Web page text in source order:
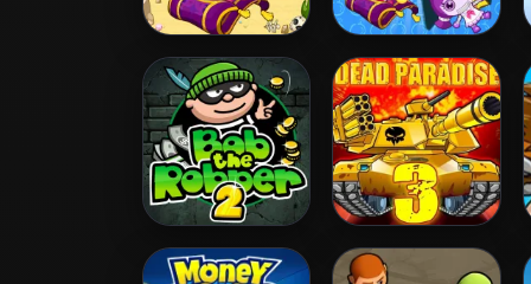
Bomb It 4 Bomb It 3
Bob The Robber 2 Dead Paradise 3